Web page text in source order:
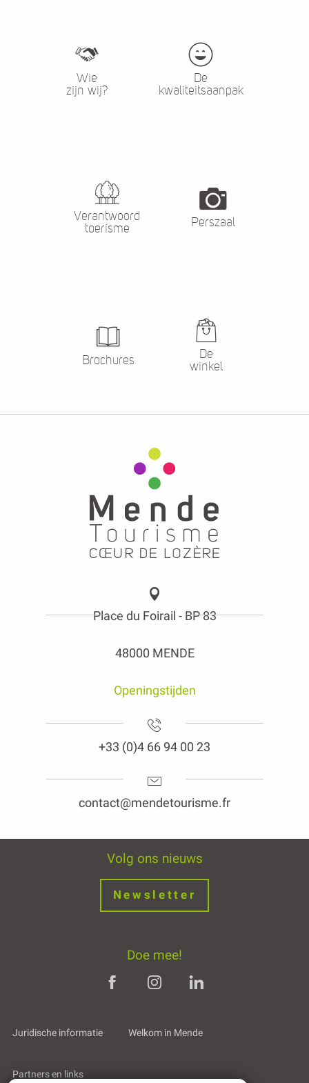
Wie
zijn wij?
De
kwaliteitsaanpak
Verantwoord
toerisme
Perszaal
Brochures
De
winkel
Place du Foirail - BP 83
48000 MENDE
Openingstijden
+33 (0)4 66 94 00 23
contact@mendetourisme.fr
Volg ons nieuws
Newsletter
Doe mee!
Juridische informatie Welkom in Mende
Partners en links